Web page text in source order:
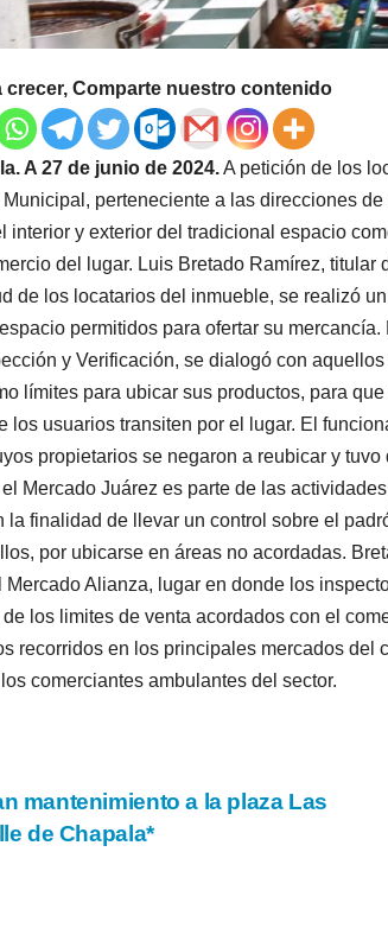
crecer, Comparte nuestro contenido
A 27 de junio de 2024.A petición de los
Municipal, perteneciente a las direcciones
interior y exterior del tradicional espacio
del lugar. Luis Bretado Ramírez,
de los locatarios del inmueble, se realizó
permitidos para ofertar su
y Verificación, se dialogó con
límites para ubicar sus productos, para
los usuarios transiten por el lugar. El
propietarios se negaron a reubicar y
Mercado Juárez es parte de las
la finalidad de llevar un control sobre el
por ubicarse en áreas no acordadas.
Mercado Alianza, lugar en donde los
los limites de venta acordados con el
recorridos en los principales mercados del
comerciantes ambulantes del sector.
mantenimiento a la plaza Las
de Chapala*